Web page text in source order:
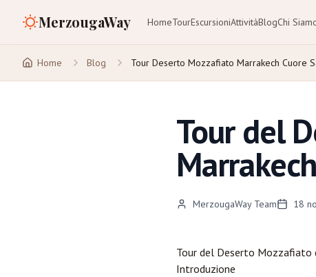
MerzougaWay HomeTourEscursioniAttivitàBlogChi
Home Blog Tour Deserto Mozzafiato Marrakech Cuore
Tour del
MerzougaWay Team 18
Tour del Deserto Mozzafiato
Introduzione